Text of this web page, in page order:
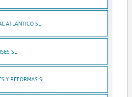
ATLANTICO SL
SL
Y REFORMAS SL